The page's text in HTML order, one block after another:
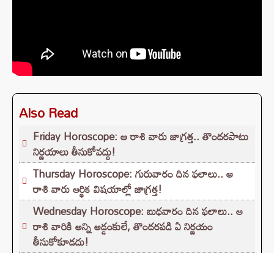
Also Read
Friday Horoscope: ఆ రాశి వారు జాగ్రత్త.. తొందరపాటు
నిర్ణయాలు తీసుకోవద్దు!
Thursday Horoscope: గురువారం దిన ఫలాలు.. ఆ
రాశి వారు ఆర్థిక విషయాల్లో జాగ్రత్త!
Wednesday Horoscope: బుధవారం దిన ఫలాలు.. ఆ
రాశి వారికి అన్ని అడ్డంకులే, తొందరపడి ఏ నిర్ణయం
తీసుకోకూడదు!